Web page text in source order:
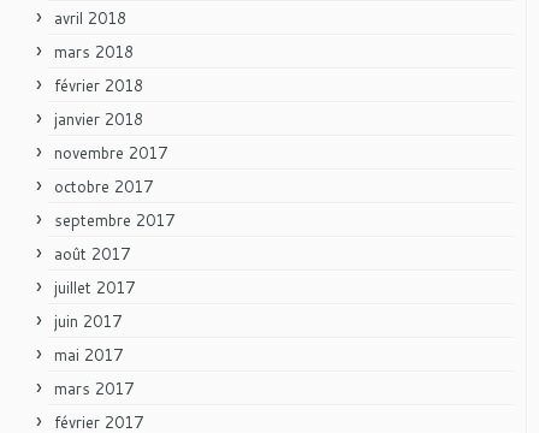
avril 2018
mars 2018
février 2018
janvier 2018
novembre 2017
octobre 2017
septembre 2017
août 2017
juillet 2017
juin 2017
mai 2017
mars 2017
février 2017